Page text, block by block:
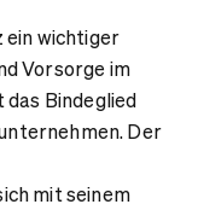
ein wichtiger
Vorsorge im
Bindeglied
Der
mit seinem